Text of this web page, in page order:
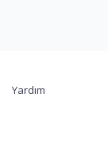
Yardım